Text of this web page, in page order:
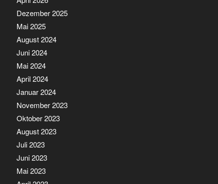
Dezember 2025
Mai 2025
August 2024
Juni 2024
Mai 2024
April 2024
Januar 2024
November 2023
Oktober 2023
August 2023
Juli 2023
Juni 2023
Mai 2023